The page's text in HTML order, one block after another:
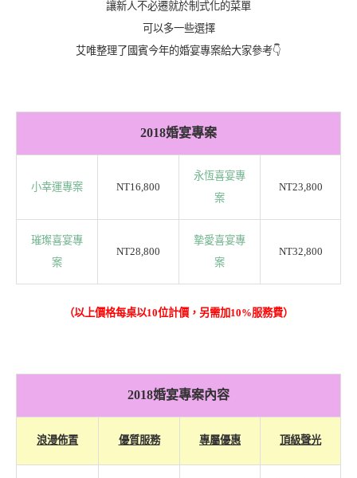
讓新人不必遷就於制式化的菜單
可以多一些選擇
艾唯整理了國賓今年的婚宴專案給大家參考👇
2018婚宴專案
小幸運專案 NT16,800
永恆喜宴專
案
NT23,800
璀璨喜宴專
案
NT28,800
摯愛喜宴專
案
NT32,800
（以上價格每桌以10位計價，另需加10%服務費）
2018婚宴專案內容
浪漫佈置 優質服務 專屬優惠 頂級聲光